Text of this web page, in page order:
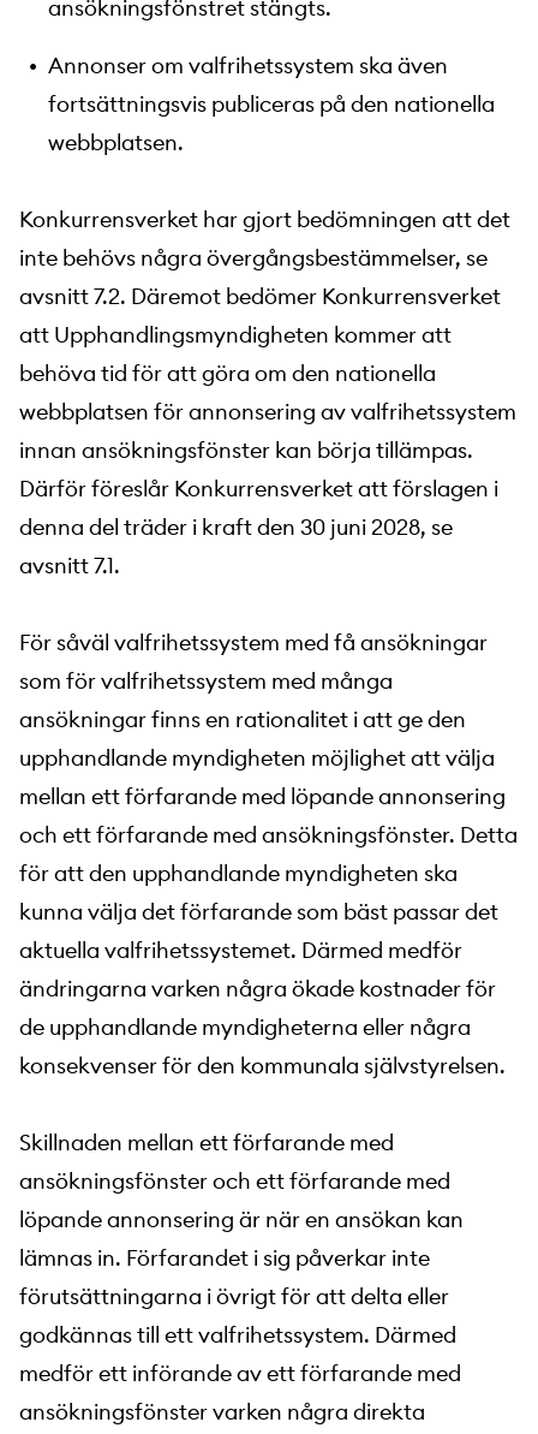
ansökningsfönstret stängts.
Annonser om valfrihetssystem ska även
fortsättningsvis publiceras på den nationella
webbplatsen.
Konkurrensverket har gjort bedömningen att det
inte behövs några övergångsbestämmelser, se
avsnitt 7.2. Däremot bedömer Konkurrensverket
att Upphandlingsmyndigheten kommer att
behöva tid för att göra om den nationella
webbplatsen för annonsering av valfrihetssystem
innan ansökningsfönster kan börja tillämpas.
Därför föreslår Konkurrensverket att förslagen i
denna del träder i kraft den 30 juni 2028, se
avsnitt 7.1.
För såväl valfrihetssystem med få ansökningar
som för valfrihetssystem med många
ansökningar finns en rationalitet i att ge den
upphandlande myndigheten möjlighet att välja
mellan ett förfarande med löpande annonsering
och ett förfarande med ansökningsfönster. Detta
för att den upphandlande myndigheten ska
kunna välja det förfarande som bäst passar det
aktuella valfrihetssystemet. Därmed medför
ändringarna varken några ökade kostnader för
de upphandlande myndigheterna eller några
konsekvenser för den kommunala självstyrelsen.
Skillnaden mellan ett förfarande med
ansökningsfönster och ett förfarande med
löpande annonsering är när en ansökan kan
lämnas in. Förfarandet i sig påverkar inte
förutsättningarna i övrigt för att delta eller
godkännas till ett valfrihetssystem. Därmed
medför ett införande av ett förfarande med
ansökningsfönster varken några direkta